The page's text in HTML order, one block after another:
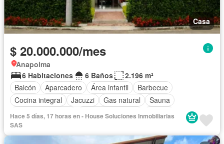
Casa
$ 20.000.000/mes
Anapoima
6 Habitaciones
6 Baños
2.196 m²
Balcón
Aparcadero Área infantil
Barbecue
Cocina integral
Jacuzzi Gas natural
Sauna
Seguridad privada
Cuarto de servicio Piscina
Hace 5 días, 17 horas en - House Soluciones Inmobiliarias
SAS